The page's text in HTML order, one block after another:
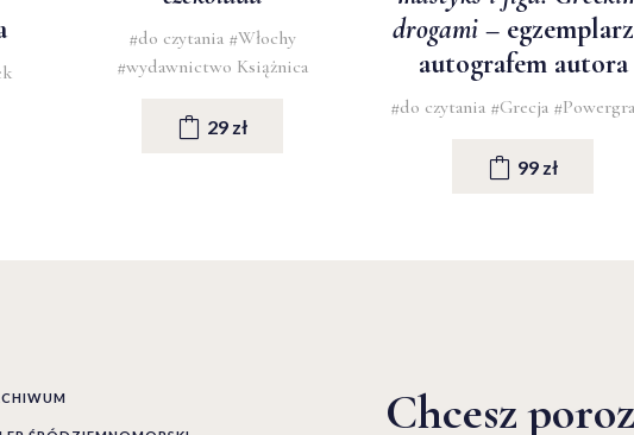
#do czytania #Włochy
#wydawnictwo Książnica
29 zł
drogami –
autografem autora
#do czytania #Grecja
99 zł
Chcesz